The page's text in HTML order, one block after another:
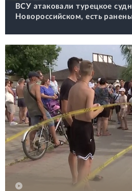
ВСУ атаковали турецкое
Новороссийском, есть